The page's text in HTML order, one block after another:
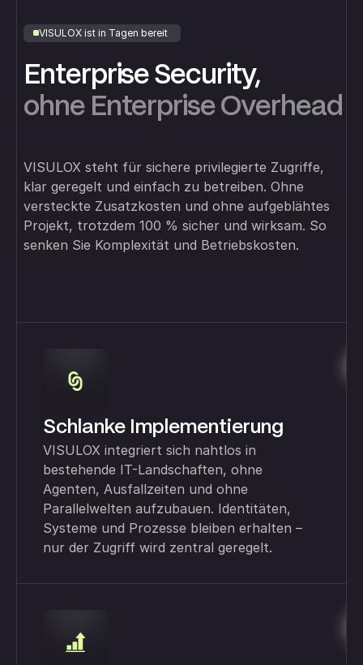
VISULOX ist in Tagen bereit
Enterprise Security,
ohne Enterprise Overhead
VISULOX steht für sichere privilegierte Zugriffe,
klar geregelt und einfach zu betreiben. Ohne
versteckte Zusatzkosten und ohne aufgeblähtes
Projekt, trotzdem 100 % sicher und wirksam. So
senken Sie Komplexität und Betriebskosten.
Schlanke Implementierung
VISULOX integriert sich nahtlos in
bestehende IT-Landschaften, ohne
Agenten, Ausfallzeiten und ohne
Parallelwelten aufzubauen. Identitäten,
Systeme und Prozesse bleiben erhalten –
nur der Zugriff wird zentral geregelt.